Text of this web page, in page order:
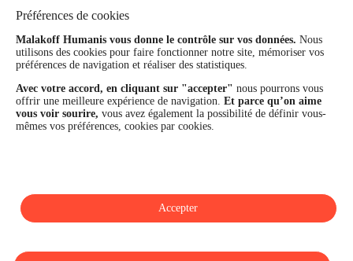
financière et la performance du Groupe sont confirmées par une
notation A+ attribuée depuis 4 ans par S&P Global Ratings et
Fitch Ratings. Sur les plans extra-financiers, Malakoff Humanis
figure parmi les 2% des entreprises les mieux notées au monde
en matière de critères RSE (Ecovadis, niveau Gold - 81/100 en
2026). Enfin, Malakoff Humanis est certifié Top Employer France
par le Top Employers Institute depuis 3 ans.
Préférences de cookies
Malakoff Humanis vous donne le contrôle sur vos données. Nous
utilisons des cookies pour faire fonctionner notre site, mémoriser vos
préférences de navigation et réaliser des statistiques.
Avec votre accord, en cliquant sur "accepter" nous pourrons vous
offrir une meilleure expérience de navigation. Et parce qu’on aime
vous voir sourire, vous avez également la possibilité de définir vous-
mêmes vos préférences, cookies par cookies.
Accepter